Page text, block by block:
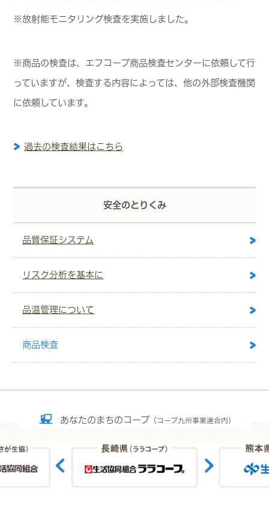
※放射能モニタリング検査を実施しました。
※商品の検査は、エフコープ商品検査センターに依頼して行
っていますが、検査する内容によっては、他の外部検査機関
に依頼しています。
過去の検査結果はこちら
安全のとりくみ
品質保証システム
リスク分析を基本に
品温管理について
商品検査
あなたのまちのコープ （コープ九州事業連合内）